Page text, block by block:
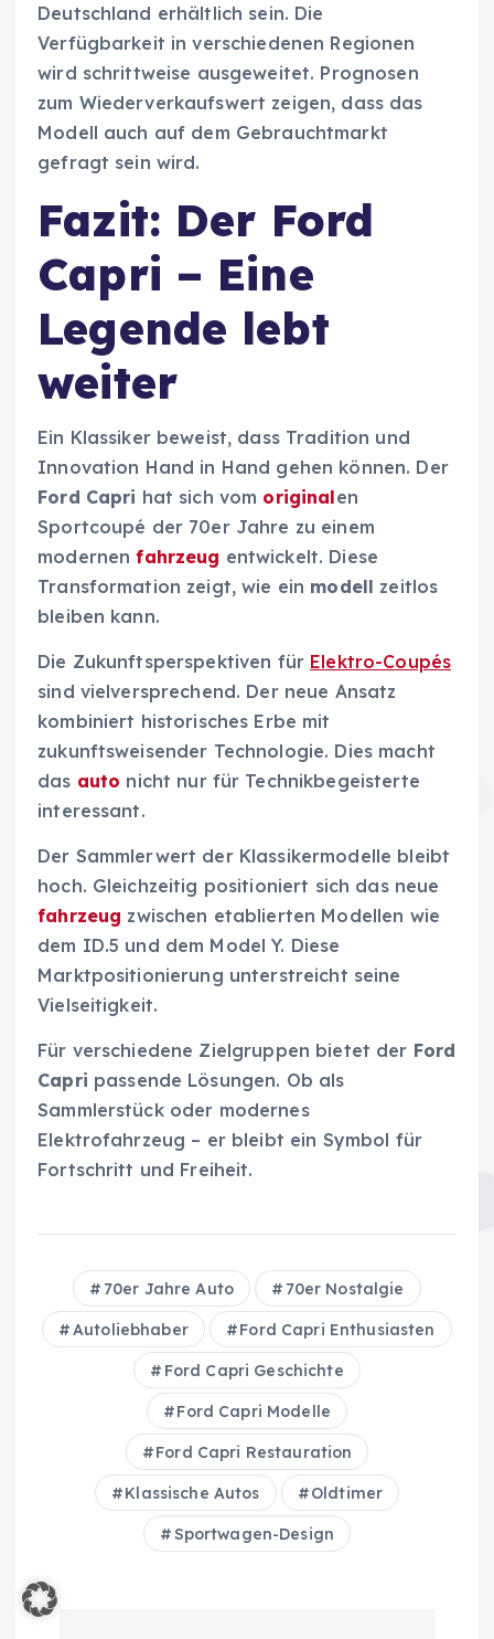
Deutschland erhältlich sein. Die
Verfügbarkeit in verschiedenen Regionen
wird schrittweise ausgeweitet. Prognosen
zum Wiederverkaufswert zeigen, dass das
Modell auch auf dem Gebrauchtmarkt
gefragt sein wird.
Fazit: Der Ford
Capri – Eine
Legende lebt
weiter
Ein Klassiker beweist, dass Tradition und
Innovation Hand in Hand gehen können. Der
Ford Capri hat sich vom originalen
Sportcoupé der 70er Jahre zu einem
modernenfahrzeug entwickelt. Diese
Transformation zeigt, wie ein modell zeitlos
bleiben kann.
Die Zukunftsperspektiven für Elektro-Coupés
sind vielversprechend. Der neue Ansatz
kombiniert historisches Erbe mit
zukunftsweisender Technologie. Dies macht
das auto nicht nur für Technikbegeisterte
interessant.
Der Sammlerwert der Klassikermodelle bleibt
hoch. Gleichzeitig positioniert sich das neue
fahrzeug zwischen etablierten Modellen wie
dem ID.5 und dem Model Y. Diese
Marktpositionierung unterstreicht seine
Vielseitigkeit.
Für verschiedene Zielgruppen bietet der Ford
Capri passende Lösungen. Ob als
Sammlerstück oder modernes
Elektrofahrzeug – er bleibt ein Symbol für
Fortschritt und Freiheit.
70er Jahre Auto 70er Nostalgie
Autoliebhaber Ford Capri Enthusiasten
Ford Capri Geschichte
Ford Capri Modelle
Ford Capri Restauration
Klassische Autos Oldtimer
Sportwagen-Design